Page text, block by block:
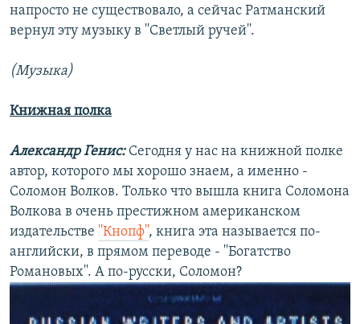
напросто не существовало, а сейчас Ратманский
вернул эту музыку в ''Светлый ручей''.
(Музыка)
Книжная полка
Александр Генис:Сегодня у нас на книжной полке
автор, которого мы хорошо знаем, а именно -
Соломон Волков. Только что вышла книга Соломона
Волкова в очень престижном американском
издательстве ''Кнопф'', книга эта называется по-
английски, в прямом переводе - ''Богатство
Романовых''. А по-русски, Соломон?